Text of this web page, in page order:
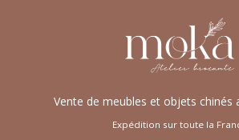
Vente de meubles et objets chinés
Expédition sur toute la